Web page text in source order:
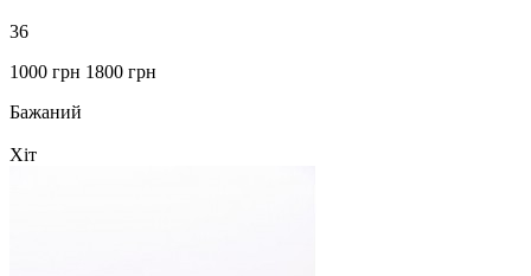
36
1000 грн 1800 грн
Бажаний
Хіт